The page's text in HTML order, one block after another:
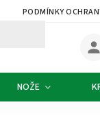
PODMÍNKY
NOŽE